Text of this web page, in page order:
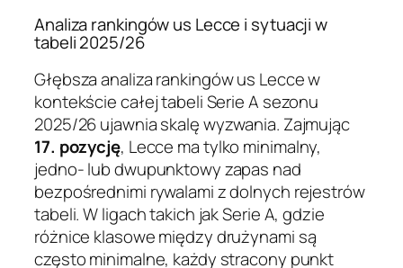
Analiza rankingów us Lecce i sytuacji w
tabeli 2025/26
Głębsza analiza rankingów us Lecce w
kontekście całej tabeli Serie A sezonu
2025/26 ujawnia skalę wyzwania. Zajmując
17. pozycję, Lecce ma tylko minimalny,
jedno- lub dwupunktowy zapas nad
bezpośrednimi rywalami z dolnych rejestrów
tabeli. W ligach takich jak Serie A, gdzie
różnice klasowe między drużynami są
często minimalne, każdy stracony punkt